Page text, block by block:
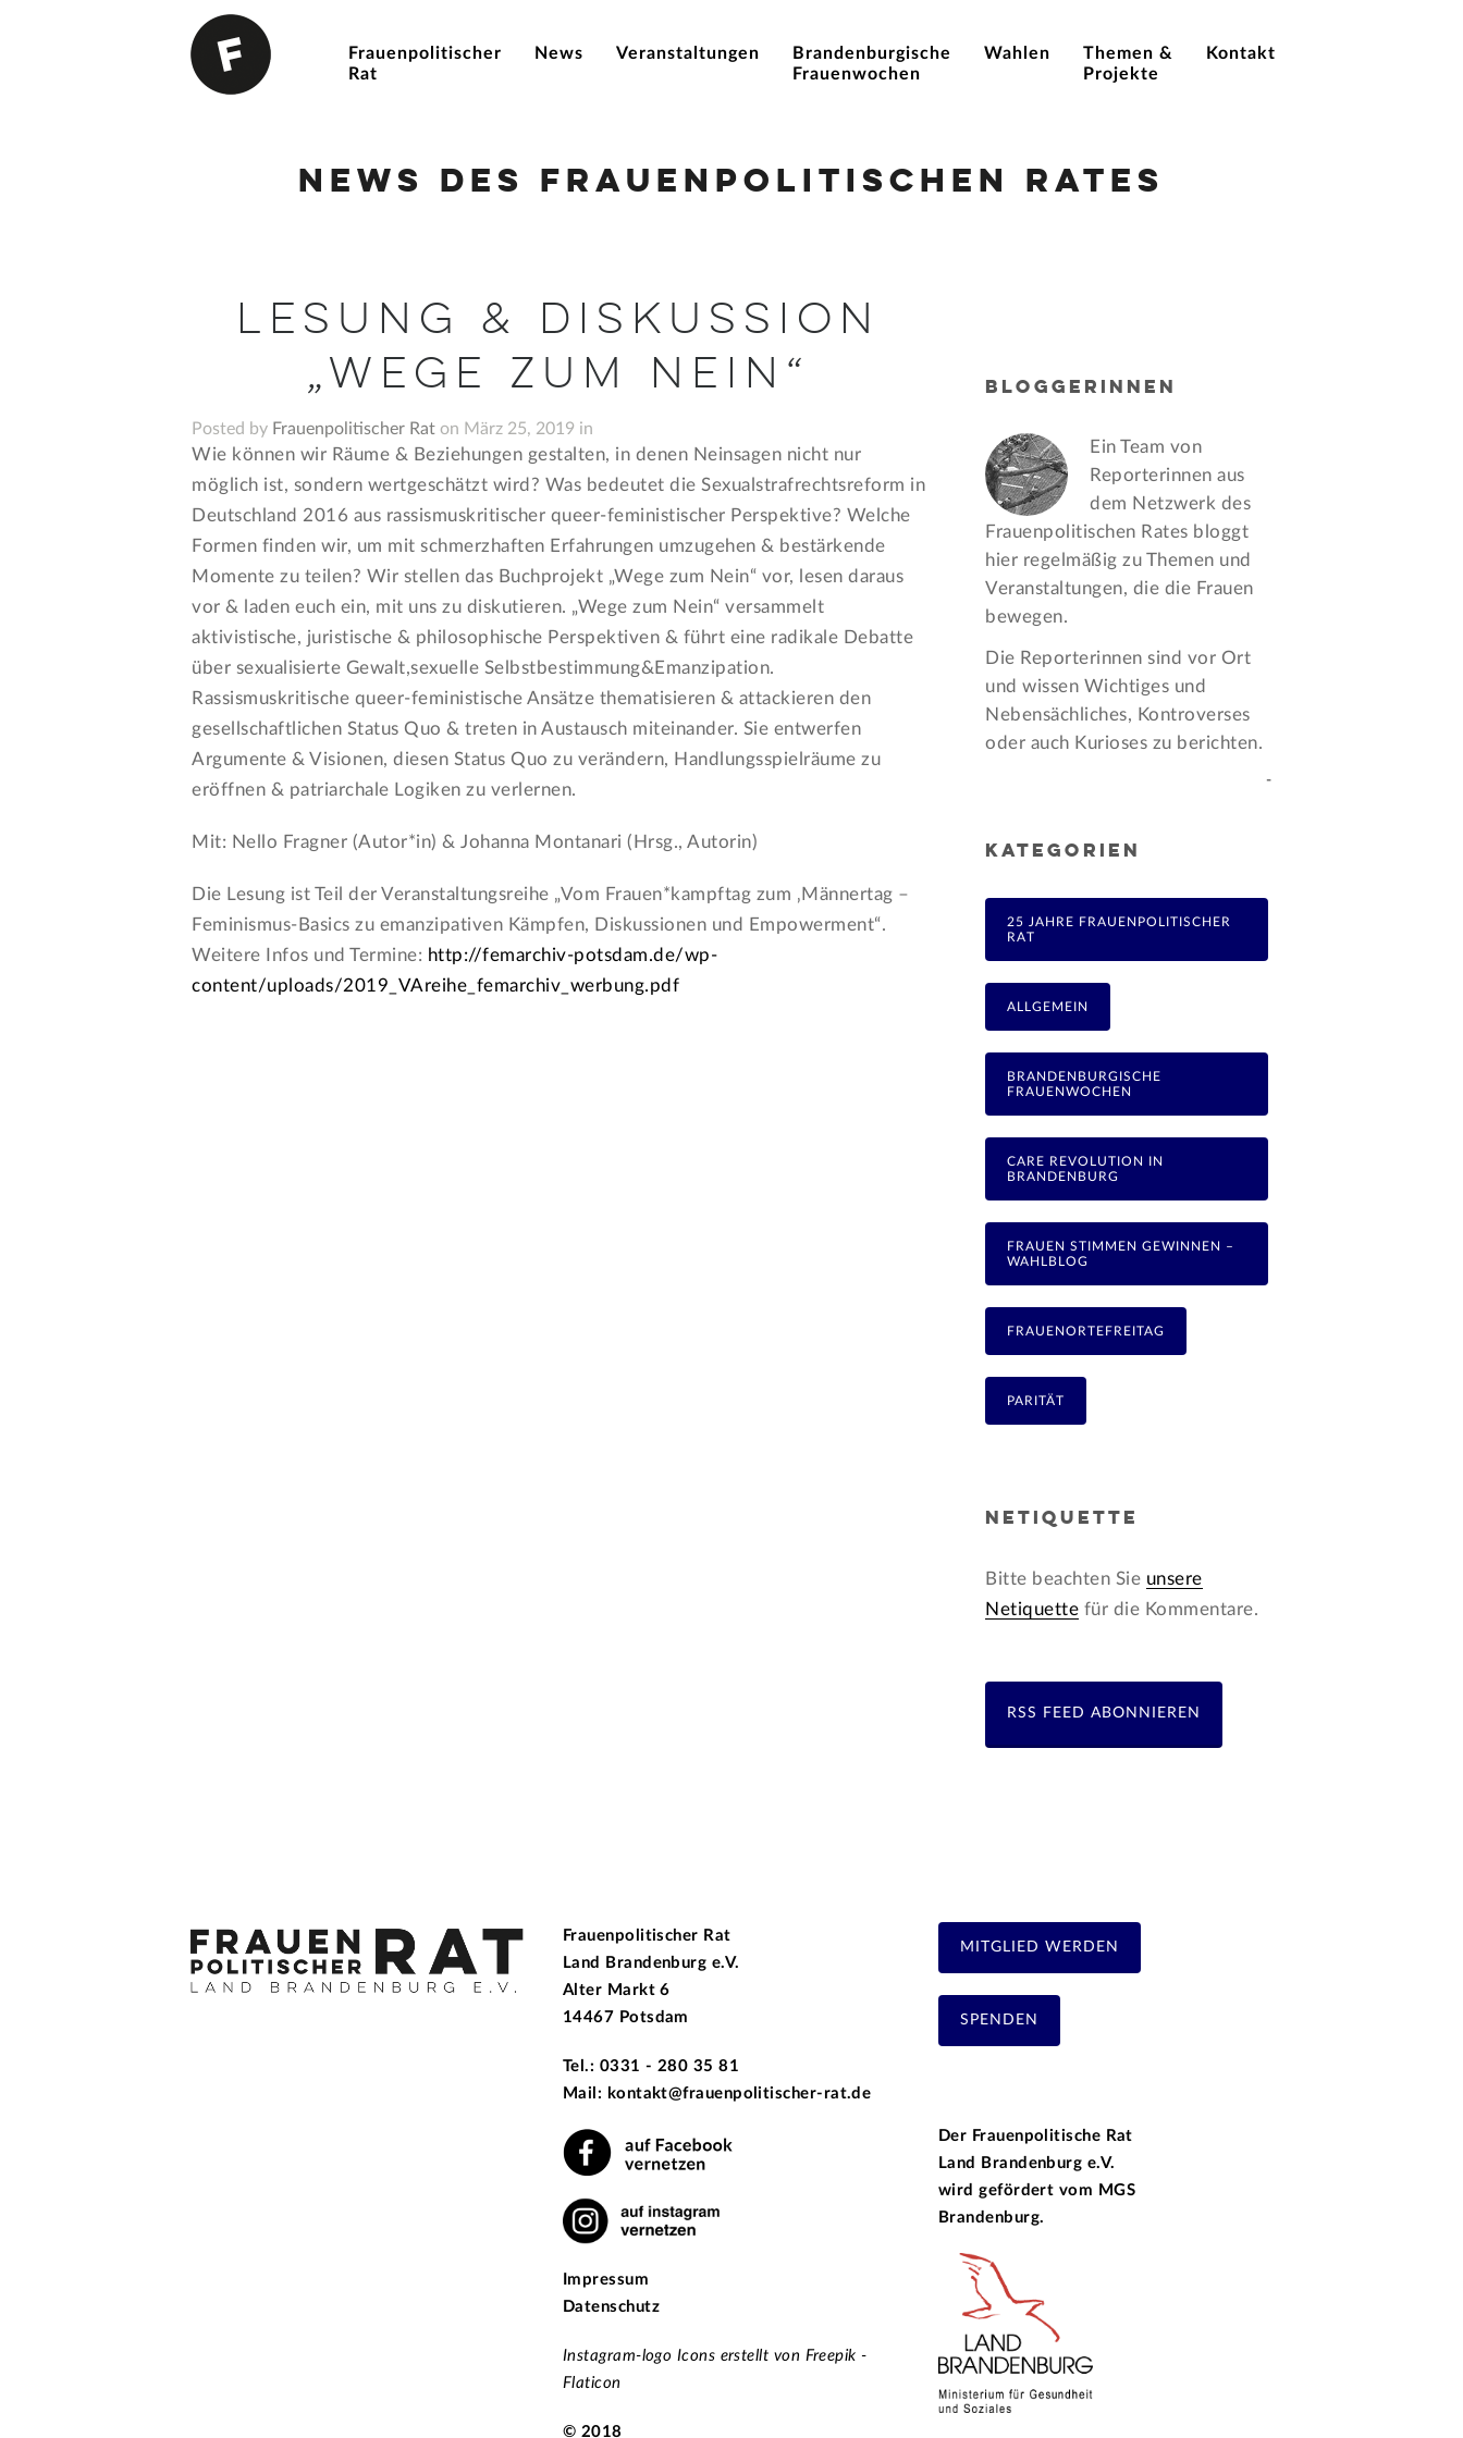
Frauenpolitischer
Rat
News Veranstaltungen
Brandenburgische
Frauenwochen
Wahlen
Themen &
Projekte
Kontakt
News des Frauenpolitischen Rates
Lesung & Diskussion
„Wege zum Nein“
Posted by Frauenpolitischer Rat on März 25, 2019 in
Wie können wir Räume & Beziehungen gestalten, in denen Neinsagen nicht nur
möglich ist, sondern wertgeschätzt wird? Was bedeutet die Sexualstrafrechtsreform in
Deutschland 2016 aus rassismuskritischer queer-feministischer Perspektive? Welche
Formen finden wir, um mit schmerzhaften Erfahrungen umzugehen & bestärkende
Momente zu teilen? Wir stellen das Buchprojekt „Wege zum Nein“ vor, lesen daraus
vor & laden euch ein, mit uns zu diskutieren. „Wege zum Nein“ versammelt
aktivistische, juristische & philosophische Perspektiven & führt eine radikale Debatte
über sexualisierte Gewalt,sexuelle Selbstbestimmung&Emanzipation.
Rassismuskritische queer-feministische Ansätze thematisieren & attackieren den
gesellschaftlichen Status Quo & treten in Austausch miteinander. Sie entwerfen
Argumente & Visionen, diesen Status Quo zu verändern, Handlungsspielräume zu
eröffnen & patriarchale Logiken zu verlernen.
Mit: Nello Fragner (Autor*in) & Johanna Montanari (Hrsg., Autorin)
Die Lesung ist Teil der Veranstaltungsreihe „Vom Frauen*kampftag zum ‚Männertag –
Feminismus-Basics zu emanzipativen Kämpfen, Diskussionen und Empowerment“.
Weitere Infos und Termine: http://femarchiv-potsdam.de/wp-
content/uploads/2019_VAreihe_femarchiv_werbung.pdf
BLOGGERINNEN
Ein Team von
Reporterinnen aus
dem Netzwerk des
Frauen­politischen Rates bloggt
hier regelmäßig zu Themen und
Veran­staltungen, die die Frauen
bewegen.
Die Reporterinnen sind vor Ort
und wissen Wichtiges und
Nebensächliches, Kontroverses
oder auch Kurioses zu berichten.
-
KATEGORIEN
25 JAHRE FRAUENPOLITISCHER
RAT
ALLGEMEIN
BRANDENBURGISCHE
FRAUENWOCHEN
CARE REVOLUTION IN
BRANDENBURG
FRAUEN STIMMEN GEWINNEN –
WAHLBLOG
FRAUENORTEFREITAG
PARITÄT
NETIQUETTE
Bitte beachten Sie unsere
Netiquette für die Kommentare.
RSS FEED ABONNIEREN
Frauenpolitischer Rat
Land Brandenburg e.V.
Alter Markt 6
14467 Potsdam
Tel.: 0331 - 280 35 81
Mail: kontakt@frauenpolitischer-rat.de
Impressum
Datenschutz
Instagram-logo Icons erstellt von Freepik -
Flaticon
© 2018
MITGLIED WERDEN
SPENDEN
Der Frauenpolitische Rat
Land Brandenburg e.V.
wird gefördert vom MGS
Brandenburg.